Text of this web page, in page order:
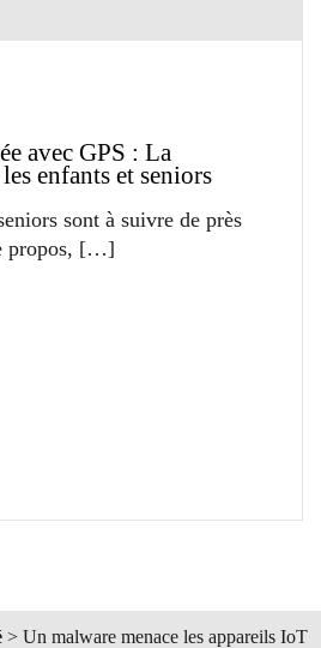
avec GPS : La
enfants et seniors
sont à suivre de près
propos,
> Un malware menace les appareils IoT